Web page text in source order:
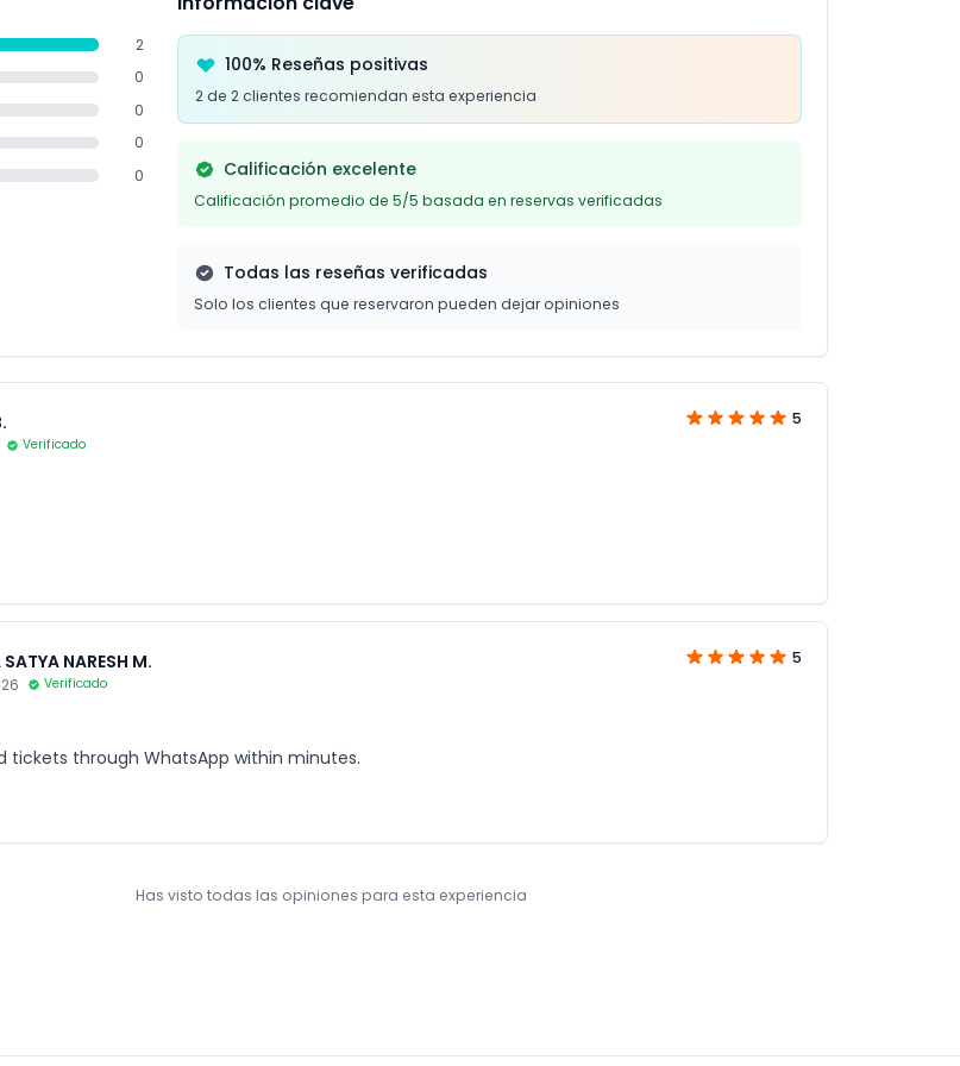
2
0
0
0
0
100% Reseñas positivas
2 de 2 clientes recomiendan esta experiencia
Calificación excelente
Calificación promedio de 5/5 basada en reservas verificadas
Todas las reseñas verificadas
Solo los clientes que reservaron pueden dejar opiniones
Verificado
5
NARESH M.
Verificado
5
tickets through WhatsApp within minutes.
Has visto todas las opiniones para esta experiencia